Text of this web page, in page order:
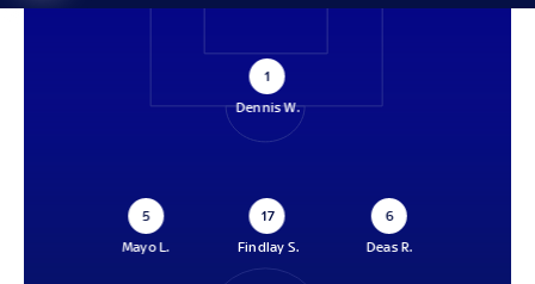
1
Dennis W.
5
Mayo L.
17
Findlay S.
6
Deas R.